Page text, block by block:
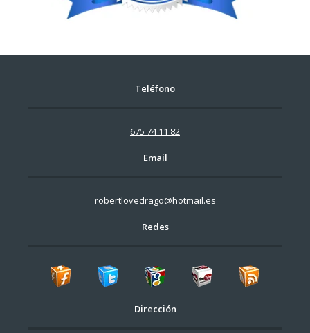
Teléfono
675 74 11 82
Email
robertlovedrago@hotmail.es
Redes
Dirección